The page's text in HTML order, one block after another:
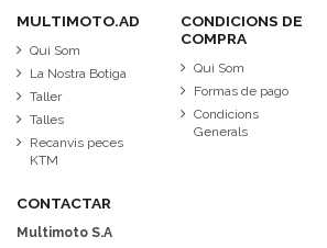
MULTIMOTO.AD
Qui Som
La Nostra Botiga
Taller
Talles
Recanvis peces
KTM
CONDICIONS DE
COMPRA
Qui Som
Formas de pago
Condicions
Generals
CONTACTAR
Multimoto S.A